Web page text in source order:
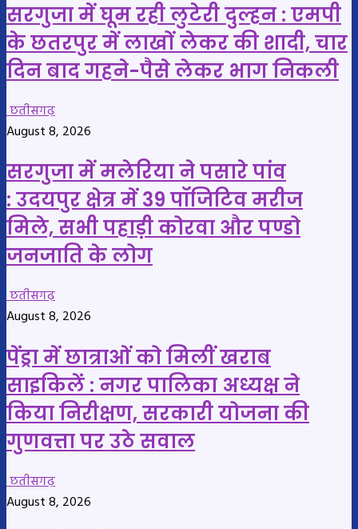
सरगुजा में घूम रही लुटेरी दुल्हन : एमपी
के छतरपुर में लाखों लेकर की शादी, चार
दिन बाद गहने-पैसे लेकर भाग निकली
छतीसगढ़
August 8, 2026
सरगुजा में मलेरिया ने पसारे पांव
: उदयपुर क्षेत्र में 39 पॉजिटिव मरीज
मिले, सभी पहाड़ी कोरवा और पण्डो
जनजाति के लोग
छतीसगढ़
August 8, 2026
पेंड्रा में छात्राओं को मिलीं खराब
साइकिलें : नगर पालिका अध्यक्ष ने
किया निरीक्षण, सरकारी योजना की
गुणवत्ता पर उठे सवाल
छतीसगढ़
August 8, 2026